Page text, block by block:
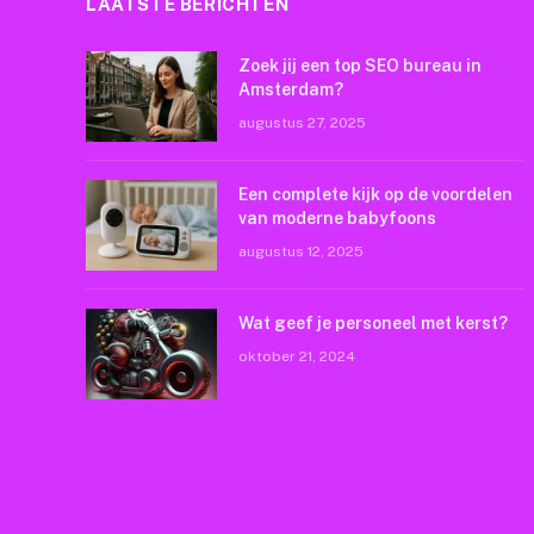
Zoek jij een top SEO bureau in
Amsterdam?
augustus 27, 2025
Een complete kijk op de voordelen
van moderne babyfoons
augustus 12, 2025
Wat geef je personeel met kerst?
oktober 21, 2024